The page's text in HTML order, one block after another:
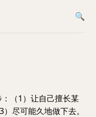
（1）让自己擅长某
尽可能久地做下去。